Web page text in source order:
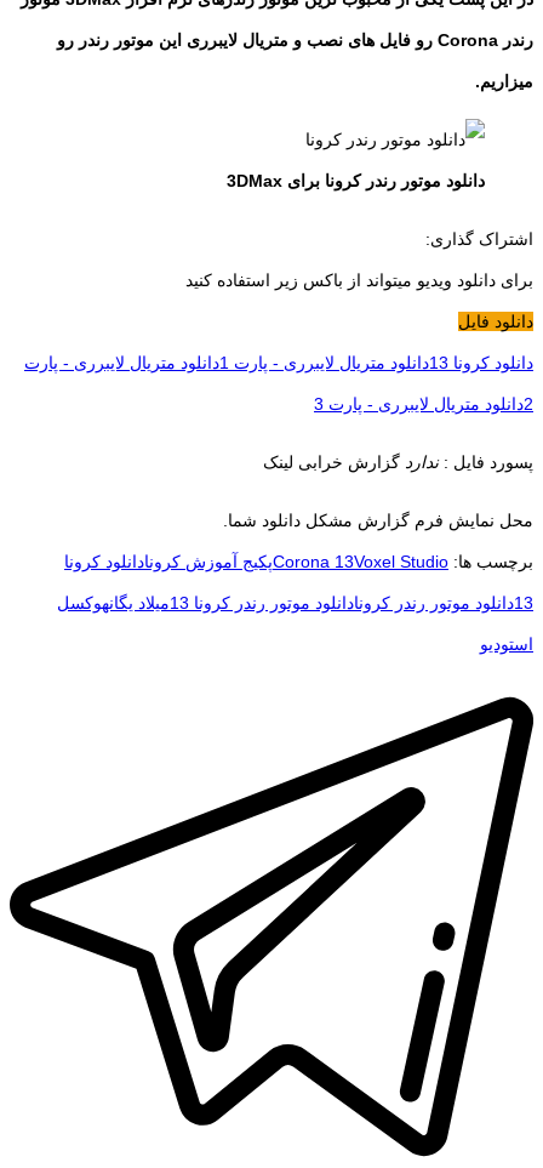
رندر Corona رو فایل های نصب و متریال لایبرری این موتور رندر رو
میزاریم.
دانلود موتور رندر کرونا برای 3DMax
اشتراک گذاری:
برای دانلود ویدیو میتواند از باکس زیر استفاده کنید
دانلود فایل
دانلود کرونا 13 دانلود متریال لایبرری - پارت 1 دانلود متریال لایبرری - پارت
2دانلود متریال لایبرری - پارت 3
پسورد فایل :ندارد گزارش خرابی لینک
محل نمایش فرم گزارش مشکل دانلود شما.
برچسب ها: Corona 13Voxel Studio پکیج آموزش کرونادانلود کرونا
13دانلود موتور رندر کرونادانلود موتور رندر کرونا 13 میلاد یگانهوکسل
استودیو